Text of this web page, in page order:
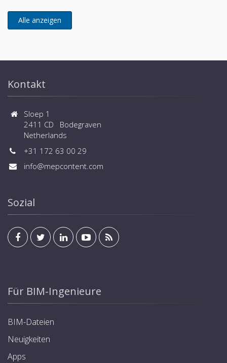
Kontakt
Sloep 1
2411 CD Bodegraven
Netherlands
+31 172 63 00 29
info@mepcontent.com
Sozial
Für BIM-Ingenieure
BIM-Dateien
Neuigkeiten
Apps